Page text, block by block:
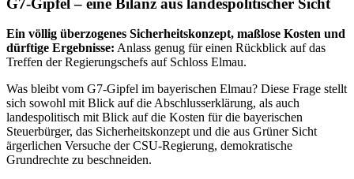
G7-Gipfel – eine Bilanz aus landespolitischer Sicht
Ein völlig überzogenes Sicherheitskonzept, maßlose Kosten und
dürftige Ergebnisse: Anlass genug für einen Rückblick auf das
Treffen der Regierungschefs auf Schloss Elmau.
Was bleibt vom G7-Gipfel im bayerischen Elmau? Diese Frage stellt
sich sowohl mit Blick auf die Abschlusserklärung, als auch
landespolitisch mit Blick auf die Kosten für die bayerischen
Steuerbürger, das Sicherheitskonzept und die aus Grüner Sicht
ärgerlichen Versuche der CSU-Regierung, demokratische
Grundrechte zu beschneiden.